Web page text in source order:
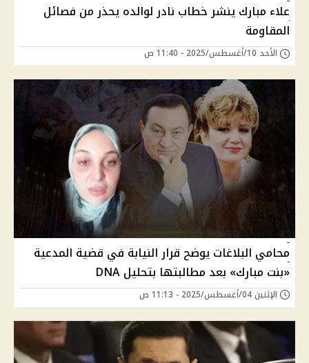
علاء مبارك ينشر خطاب نادر لوالده يحذر من فصائل
المقاومة
الأحد 10/أغسطس/2025 - 11:40 ص
محامي البلاغات يوضح قرار النيابة في قضية المدعية
«بنت مبارك» بعد مطالبتها بتحليل DNA
الإثنين 04/أغسطس/2025 - 11:13 ص